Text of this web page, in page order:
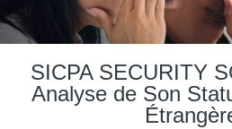
SICPA SECURITY
Analyse de Son